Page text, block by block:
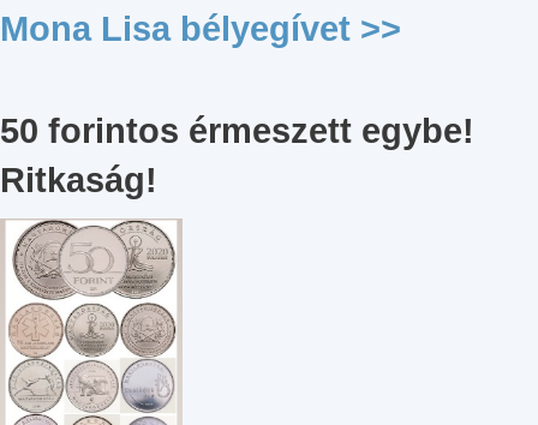
Mona Lisa bélyegívet >>
50 forintos érmeszett egybe!
Ritkaság!